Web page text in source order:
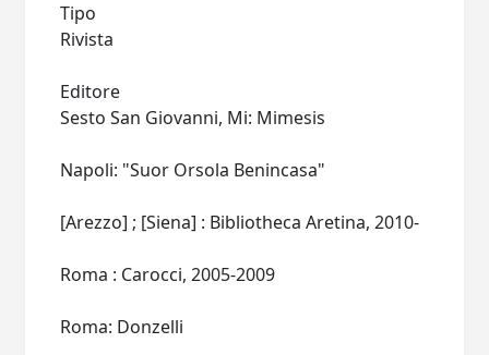
Tipo
Rivista
Editore
Sesto San Giovanni, Mi: Mimesis
Napoli: "Suor Orsola Benincasa"
[Arezzo] ; [Siena] : Bibliotheca Aretina, 2010-
Roma : Carocci, 2005-2009